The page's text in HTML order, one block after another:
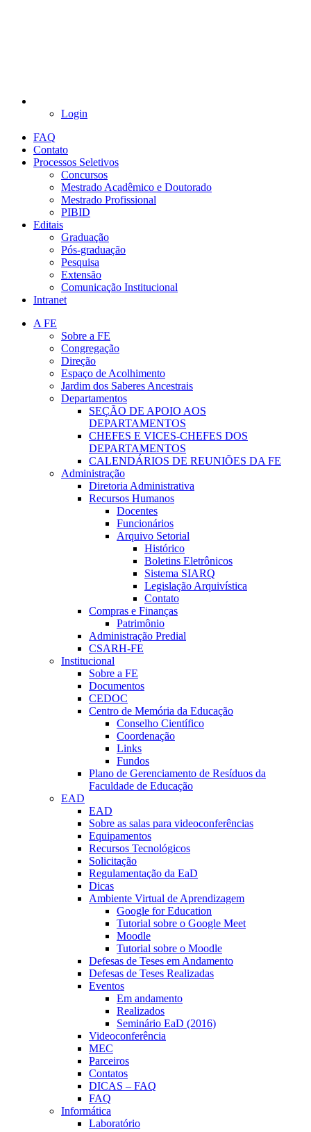
Login
FAQ
Contato
Processos Seletivos
Concursos
Mestrado Acadêmico e Doutorado
Mestrado Profissional
PIBID
Editais
Graduação
Pós-graduação
Pesquisa
Extensão
Comunicação Institucional
Intranet
A FE
Sobre a FE
Congregação
Direção
Espaço de Acolhimento
Jardim dos Saberes Ancestrais
Departamentos
SEÇÃO DE APOIO AOS
DEPARTAMENTOS
CHEFES E VICES-CHEFES DOS
DEPARTAMENTOS
CALENDÁRIOS DE REUNIÕES DA FE
Administração
Diretoria Administrativa
Recursos Humanos
Docentes
Funcionários
Arquivo Setorial
Histórico
Boletins Eletrônicos
Sistema SIARQ
Legislação Arquivística
Contato
Compras e Finanças
Patrimônio
Administração Predial
CSARH-FE
Institucional
Sobre a FE
Documentos
CEDOC
Centro de Memória da Educação
Conselho Científico
Coordenação
Links
Fundos
Plano de Gerenciamento de Resíduos da
Faculdade de Educação
EAD
EAD
Sobre as salas para videoconferências
Equipamentos
Recursos Tecnológicos
Solicitação
Regulamentação da EaD
Dicas
Ambiente Virtual de Aprendizagem
Google for Education
Tutorial sobre o Google Meet
Moodle
Tutorial sobre o Moodle
Defesas de Teses em Andamento
Defesas de Teses Realizadas
Eventos
Em andamento
Realizados
Seminário EaD (2016)
Videoconferência
MEC
Parceiros
Contatos
DICAS – FAQ
FAQ
Informática
Laboratório